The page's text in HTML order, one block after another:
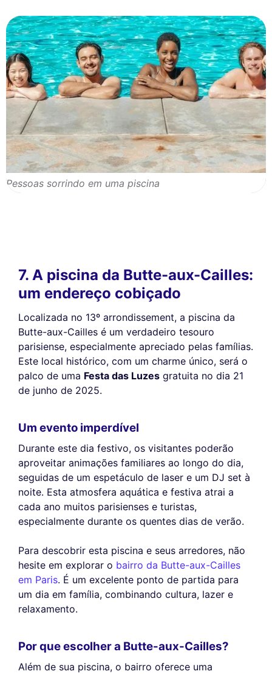
Pessoas sorrindo em uma piscina
7. A piscina da Butte-aux-Cailles:
um endereço cobiçado
Localizada no 13º arrondissement, a piscina da
Butte-aux-Cailles é um verdadeiro tesouro
parisiense, especialmente apreciado pelas famílias.
Este local histórico, com um charme único, será o
palco de uma Festa das Luzes gratuita no dia 21
de junho de 2025.
Um evento imperdível
Durante este dia festivo, os visitantes poderão
aproveitar animações familiares ao longo do dia,
seguidas de um espetáculo de laser e um DJ set à
noite. Esta atmosfera aquática e festiva atrai a
cada ano muitos parisienses e turistas,
especialmente durante os quentes dias de verão.
Para descobrir esta piscina e seus arredores, não
hesite em explorar o bairro da Butte-aux-Cailles
em Paris. É um excelente ponto de partida para
um dia em família, combinando cultura, lazer e
relaxamento.
Por que escolher a Butte-aux-Cailles?
Além de sua piscina, o bairro oferece uma